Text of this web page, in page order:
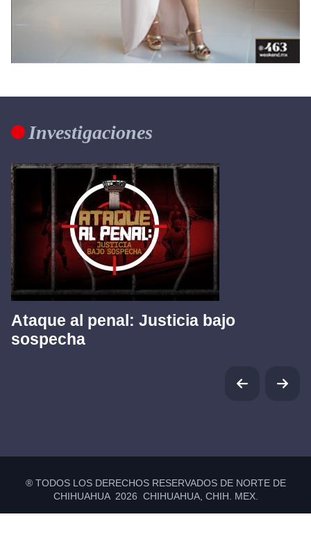
Investigaciones
Ataque al penal: Justicia bajo
sospecha
® TODOS LOS DERECHOS RESERVADOS DE NORTE DE
CHIHUAHUA 2026 CHIHUAHUA, CHIH. MEX.